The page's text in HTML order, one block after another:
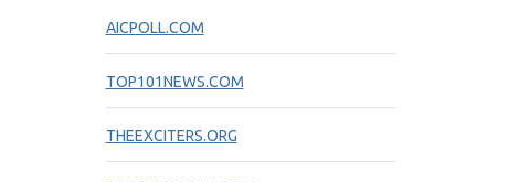
AICPOLL.COM
TOP101NEWS.COM
THEEXCITERS.ORG